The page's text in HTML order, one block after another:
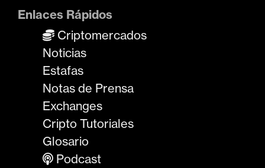
Enlaces Rápidos
Criptomercados
Noticias
Estafas
Notas de Prensa
Exchanges
Cripto Tutoriales
Glosario
Podcast